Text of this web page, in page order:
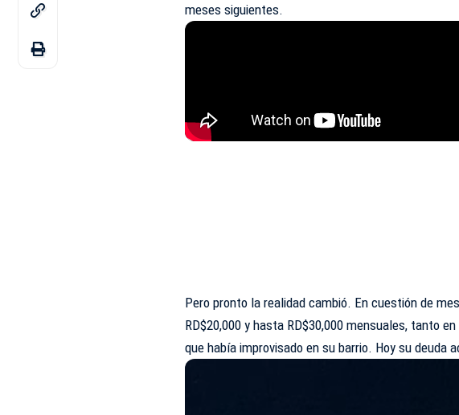
meses siguientes.
Pero pronto la realidad cambió. En cuestión de
RD$20,000 y hasta RD$30,000 mensuales, tanto
que había improvisado en su barrio. Hoy su deuda